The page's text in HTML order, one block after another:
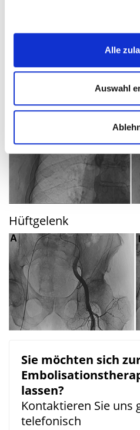
Alle
Auswahl
Hüftgelenk
Sie möchten sich
lassen?
Kontaktieren Sie uns
telefonisch